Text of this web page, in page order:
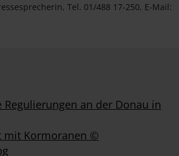
Tel. 01/488 17-250, E-Mail:
Regulierungen an der Donau in
mit Kormoranen ©